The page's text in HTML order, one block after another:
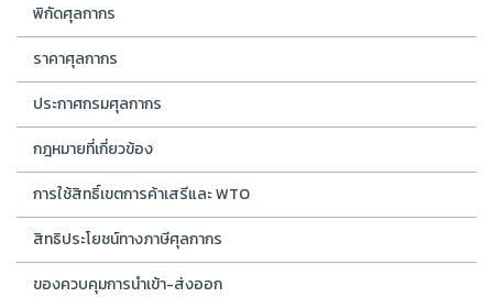
พิกัดศุลกากร
ราคาศุลกากร
ประกาศกรมศุลกากร
กฎหมายที่เกี่ยวข้อง
การใช้สิทธิ์เขตการค้าเสรีและ WTO
สิทธิประโยชน์ทางภาษีศุลกากร
ของควบคุมการนำเข้า-ส่งออก